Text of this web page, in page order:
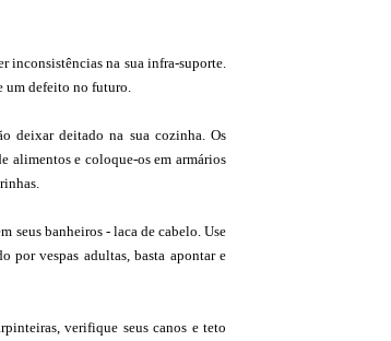
inconsistências na sua infra-suporte.
um defeito no futuro.
deixar deitado na sua cozinha. Os
alimentos e coloque-os em armários
seus banheiros - laca de cabelo. Use
por vespas adultas, basta apontar e
verifique seus canos e teto